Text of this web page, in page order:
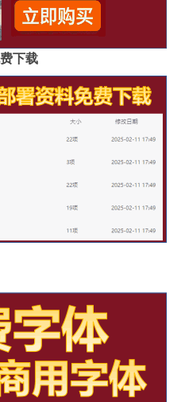
下载